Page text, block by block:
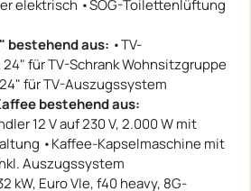
elektrisch •SOG-Toilettenlüftung
bestehend aus: •TV-
für TV-Schrank Wohnsitzgruppe
für TV-Auszugssystem
bestehend aus:
12 V auf 230 V, 2.000 W mit
•Kaffee-Kapselmaschine mit
Auszugssystem
kW, Euro VIe, f40 heavy, 8G-